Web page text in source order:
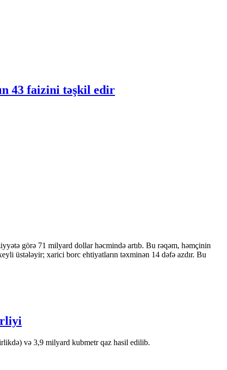
43 faizini təşkil edir
görə 71 milyard dollar həcmində artıb. Bu rəqəm, həmçinin
üstələyir; xarici borc ehtiyatların təxminən 14 dəfə azdır. Bu
və 3,9 milyard kubmetr qaz hasil edilib.